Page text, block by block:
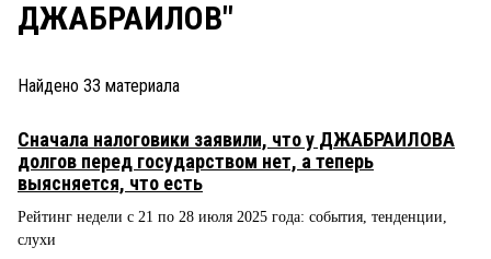
НОВОСТИ КОМПАНИЙ
ПРОИСШЕСТВИЯ
СТИЛЬ ЖИЗНИ
ДЖАБРАИЛОВ"
Найдено 33 материала
Сначала налоговики заявили, что у ДЖАБРАИЛОВА
долгов перед государством нет, а теперь
выясняется, что есть
Рейтинг недели с 21 по 28 июля 2025 года: события, тенденции,
слухи